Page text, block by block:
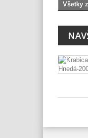
Všetky